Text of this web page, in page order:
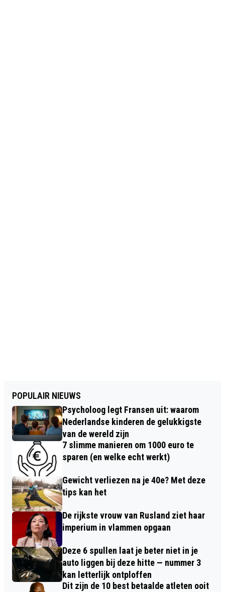
POPULAIR NIEUWS
Psycholoog legt Fransen uit: waarom
Nederlandse kinderen de gelukkigste
van de wereld zijn
7 slimme manieren om 1000 euro te
sparen (en welke echt werkt)
Gewicht verliezen na je 40e? Met deze
tips kan het
De rijkste vrouw van Rusland ziet haar
imperium in vlammen opgaan
Deze 6 spullen laat je beter niet in je
auto liggen bij deze hitte — nummer 3
kan letterlijk ontploffen
Dit zijn de 10 best betaalde atleten ooit